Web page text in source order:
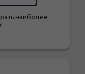
наиболее